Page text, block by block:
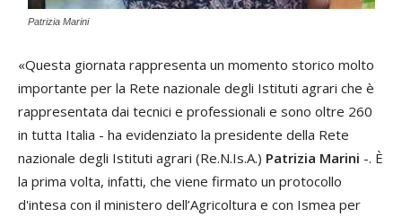
Patrizia Marini
«Questa giornata rappresenta un momento storico molto
importante per la Rete nazionale degli Istituti agrari che è
rappresentata dai tecnici e professionali e sono oltre 260
in tutta Italia - ha evidenziato la presidente della Rete
nazionale degli Istituti agrari (Re.N.Is.A.) Patrizia Marini -. È
la prima volta, infatti, che viene firmato un protocollo
d'intesa con il ministero dell’Agricoltura e con Ismea per